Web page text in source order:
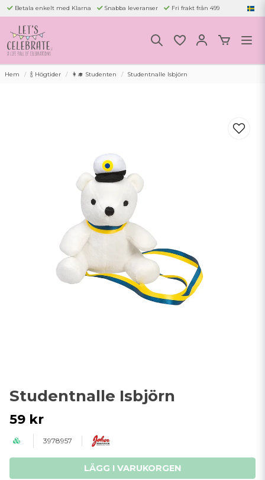
Betala enkelt med Klarna Snabba leveranser Fri frakt från 499
Hem 🍾 Högtider 👩‍🎓 Studenten Studentnalle Isbjörn
Studentnalle Isbjörn
59 kr
3978957
LÄGG I VARUKORGEN